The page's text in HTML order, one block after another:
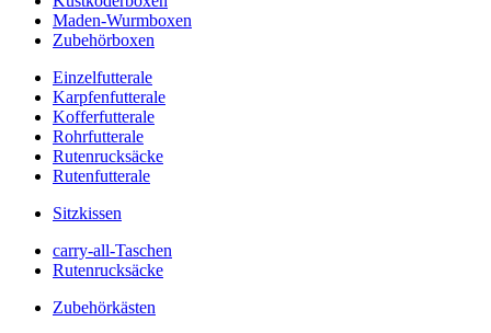
Maden-Wurmboxen
Zubehörboxen
Einzelfutterale
Karpfenfutterale
Kofferfutterale
Rohrfutterale
Rutenrucksäcke
Rutenfutterale
Sitzkissen
carry-all-Taschen
Rutenrucksäcke
Zubehörkästen